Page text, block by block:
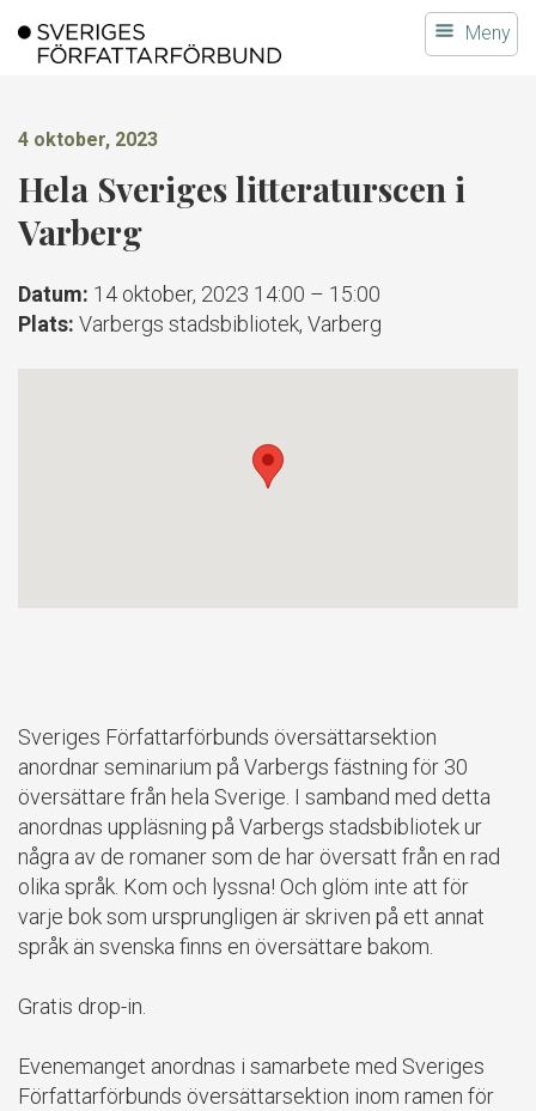
till
Meny
4 oktober, 2023
Hela Sveriges litteraturscen i
Varberg
Datum: 14 oktober, 2023 14:00 – 15:00
Plats: Varbergs stadsbibliotek, Varberg
Sveriges Författarförbunds översättarsektion
anordnar seminarium på Varbergs fästning för 30
översättare från hela Sverige. I samband med detta
anordnas uppläsning på Varbergs stadsbibliotek ur
några av de romaner som de har översatt från en rad
olika språk. Kom och lyssna! Och glöm inte att för
varje bok som ursprungligen är skriven på ett annat
språk än svenska finns en översättare bakom.
Gratis drop-in.
Evenemanget anordnas i samarbete med Sveriges
Författarförbunds översättarsektion inom ramen för